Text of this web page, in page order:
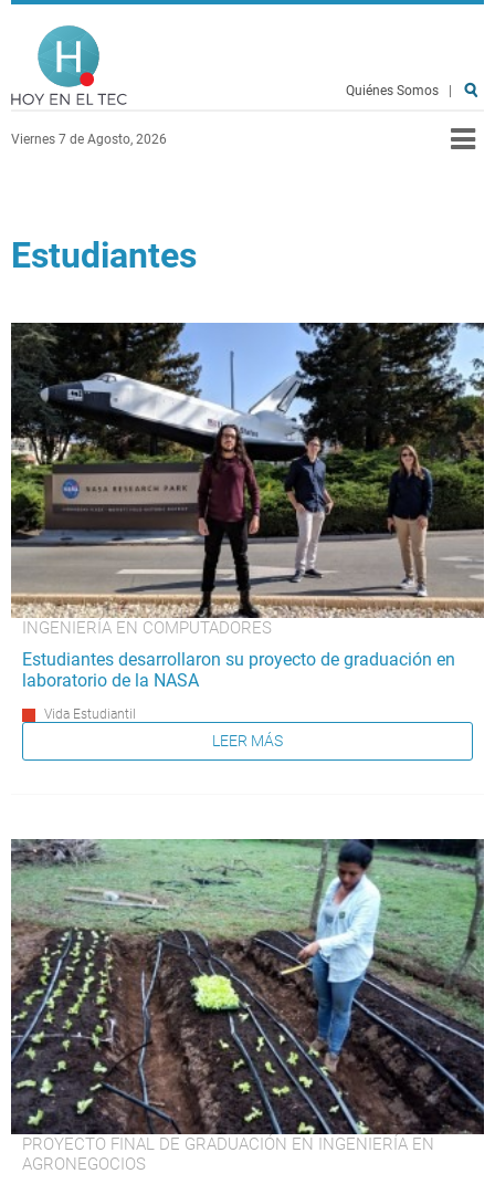
Pasar al contenido principal
Viernes 7 de Agosto, 2026
Quiénes Somos
Estudiantes
INGENIERÍA EN COMPUTADORES
Estudiantes desarrollaron su proyecto de graduación en
laboratorio de la NASA
Vida Estudiantil
LEER MÁS
PROYECTO FINAL DE GRADUACIÓN EN INGENIERÍA EN
AGRONEGOCIOS